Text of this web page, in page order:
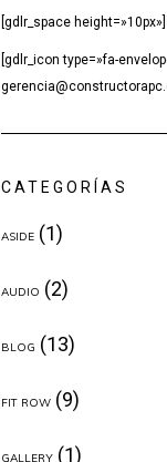
[gdlr_space height=»10px»]
[gdlr_icon type=»fa-
CATEGORÍAS
ASIDE (1)
AUDIO (2)
BLOG (13)
FIT ROW (9)
GALLERY (1)